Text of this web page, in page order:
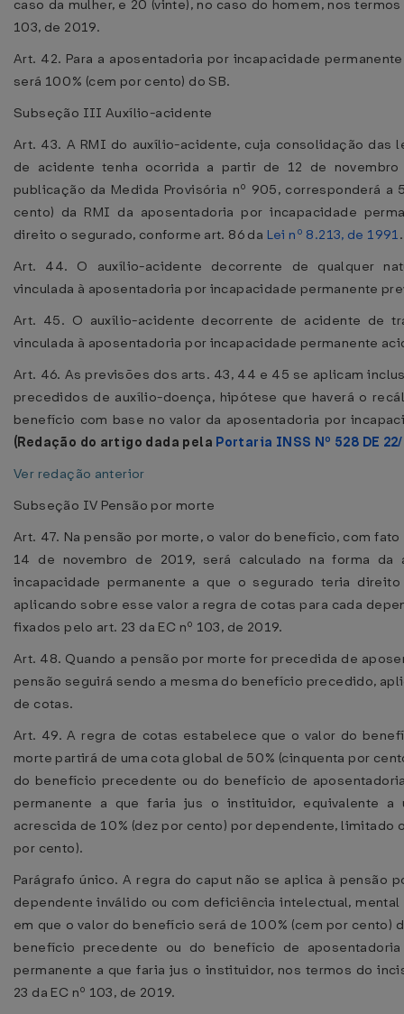
caso da mulher, e 20 (vinte), no caso do homem, nos termos
103, de 2019.
Art. 42. Para a aposentadoria por incapacidade
será 100% (cem por cento) do SB.
Subseção III Auxílio-acidente
Art. 43. A RMI do auxílio-acidente, cuja consolidação das
de acidente tenha ocorrida a partir de 12 de
publicação da Medida Provisória nº 905, corresponderá a
cento) da RMI da aposentadoria por incapacidade
direito o segurado, conforme art. 86 da Lei nº 8.213, de 1991.
Art. 44. O auxílio-acidente decorrente de qualquer
vinculada à aposentadoria por incapacidade permanente
Art. 45. O auxílio-acidente decorrente de acidente de
vinculada à aposentadoria por incapacidade permanente
Art. 46. As previsões dos arts. 43, 44 e 45 se aplicam
precedidos de auxílio-doença, hipótese que haverá o
benefício com base no valor da aposentadoria por
(Redação do artigo dada pela Portaria INSS Nº 528 DE
Ver redação anterior
Subseção IV Pensão por morte
Art. 47. Na pensão por morte, o valor do benefício, com
14 de novembro de 2019, será calculado na forma da
incapacidade permanente a que o segurado teria
aplicando sobre esse valor a regra de cotas para cada
fixados pelo art. 23 da EC nº 103, de 2019.
Art. 48. Quando a pensão por morte for precedida de
pensão seguirá sendo a mesma do benefício precedido,
de cotas.
Art. 49. A regra de cotas estabelece que o valor do
morte partirá de uma cota global de 50% (cinquenta por
do benefício precedente ou do benefício de
permanente a que faria jus o instituidor, equivalente a
acrescida de 10% (dez por cento) por dependente, limitado
por cento).
Parágrafo único. A regra do caput não se aplica à pensão
dependente inválido ou com deficiência intelectual,
em que o valor do benefício será de 100% (cem por cento)
benefício precedente ou do benefício de
permanente a que faria jus o instituidor, nos termos do
23 da EC nº 103, de 2019.